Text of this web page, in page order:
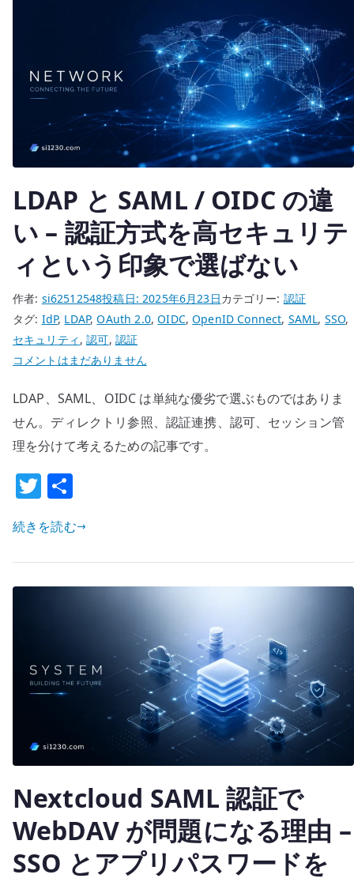
ジ
ョ
ニ
ン
認
証
設
計
の
LDAP と SAML / OIDC の違
い – 認証方式を高セキュリテ
ィという印象で選ばない
作者: si62512548投稿日:2025年6月23日カテゴリー: 認証
タグ: IdP, LDAP,OAuth 2.0,OIDC,OpenID Connect, SAML, SSO,
セキュリティ ,認可, 認証
LDAP
SAML
/
OIDC
違
い
–
証
方
ィ
と
い
う
印
象
コメントはまだありません
LDAP、SAML、OIDC は単純な優劣で選ぶものではありま
せん。ディレクトリ参照、認証連携、認可、セッション管
理を分けて考えるための記事です。
T
w
it
te
r
続きを読む
Nextcloud SAML 認証で
WebDAV が問題になる理由 –
SSO とアプリパスワードを